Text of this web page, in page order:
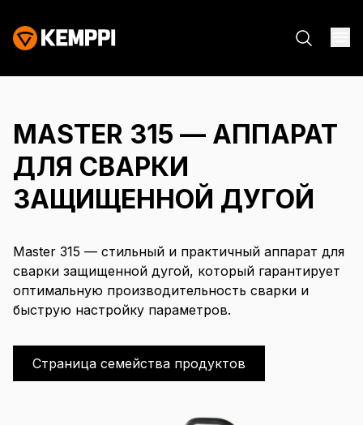
MASTER 315 — АППАРАТ
ДЛЯ СВАРКИ
ЗАЩИЩЕННОЙ ДУГОЙ
Master 315 — стильный и практичный аппарат для
сварки защищенной дугой, который гарантирует
оптимальную производительность сварки и
быструю настройку параметров.
Страница семейства продуктов